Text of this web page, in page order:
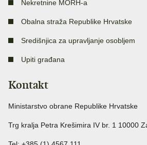
Nekretnine MORH-a
Obalna straža Republike Hrvatske
Središnjica za upravljanje osobljem
Upiti građana
Kontakt
Ministarstvo obrane Republike Hrvatske
Trg kralja Petra Krešimira IV br. 1 10000